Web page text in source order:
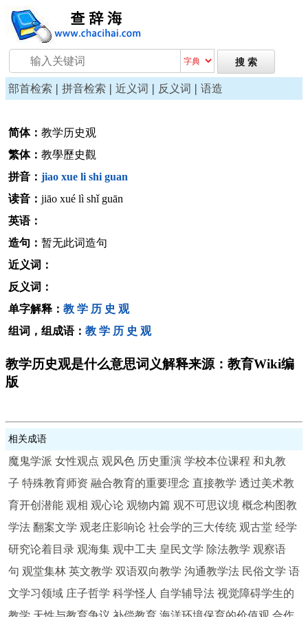
部首检索 | 拼音检索 | 近义词 | 反义词 | 语造
简体： 教学历史观
繁体： 教學歷史觀
拼音： jiao xue li shi guan
读音： jiāo xué lì shǐ guān
英语：
造句： 暂无此词造句
近义词：
反义词：
单字解释： 教 学 历 史 观
组词，组成语： 教 学 历 史 观
教学历史观是什么意思词义解释来源：教育Wiki编
版
相关成语
魔鬼学派 女性观点 观风色 历史重演 学校本位课程 和丸教
子 特殊教育师资 融合教育的重要理念 直接教学 透过美术教
育开创潜能 观相 观心论 观物内篇 观不可思议境 概念构图教
学法 翻案文学 观老庄影响论 社会学的三大传统 观古堂 经学
研究论着目录 观海集 观中工夫 皇民文学 除法教学 观察语
句 观堂集林 英文教学 双语双向教学 沟通教学法 民俗文学 语
文学习领域 庄子哲学 科学怪人 自学辅导法 视觉障碍学生的